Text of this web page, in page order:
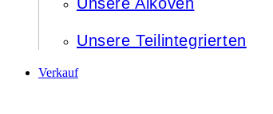
Unsere Teilintegrierten
Verkauf